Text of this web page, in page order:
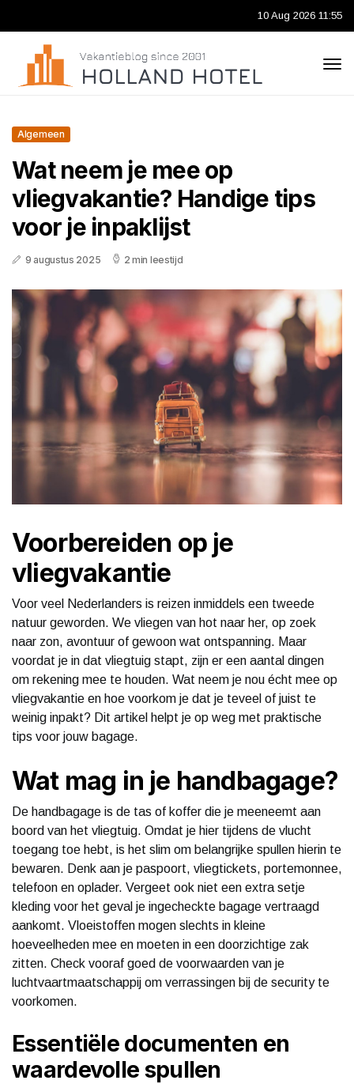
10 Aug 2026 11:55
Algemeen
Wat neem je mee op
vliegvakantie? Handige tips
voor je inpaklijst
9 augustus 2025 2 min leestijd
Voorbereiden op je
vliegvakantie
Voor veel Nederlanders is reizen inmiddels een tweede
natuur geworden. We vliegen van hot naar her, op zoek
naar zon, avontuur of gewoon wat ontspanning. Maar
voordat je in dat vliegtuig stapt, zijn er een aantal dingen
om rekening mee te houden. Wat neem je nou écht mee op
vliegvakantie en hoe voorkom je dat je teveel of juist te
weinig inpakt? Dit artikel helpt je op weg met praktische
tips voor jouw bagage.
Wat mag in je handbagage?
De handbagage is de tas of koffer die je meeneemt aan
boord van het vliegtuig. Omdat je hier tijdens de vlucht
toegang toe hebt, is het slim om belangrijke spullen hierin te
bewaren. Denk aan je paspoort, vliegtickets, portemonnee,
telefoon en oplader. Vergeet ook niet een extra setje
kleding voor het geval je ingecheckte bagage vertraagd
aankomt. Vloeistoffen mogen slechts in kleine
hoeveelheden mee en moeten in een doorzichtige zak
zitten. Check vooraf goed de voorwaarden van je
luchtvaartmaatschappij om verrassingen bij de security te
voorkomen.
Essentiële documenten en
waardevolle spullen